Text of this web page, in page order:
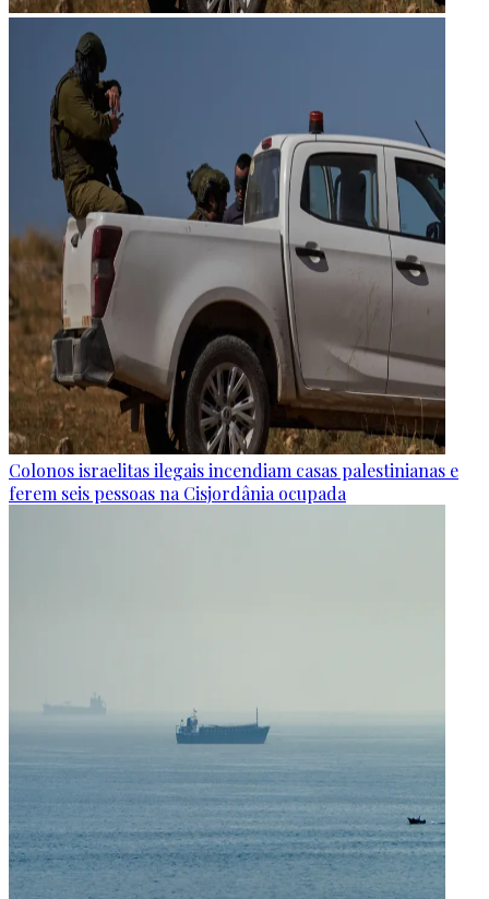
Colonos israelitas ilegais incendiam casas palestinianas e
ferem seis pessoas na Cisjordânia ocupada